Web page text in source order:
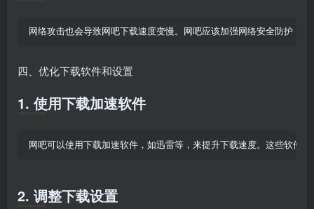
网络攻击也会导致网吧下载速度变慢。网吧应该加强网络安全防护，
四、优化下载软件和设置
1. 使用下载加速软件
网吧可以使用下载加速软件，如迅雷等，来提升下载速度。这些软件
2. 调整下载设置